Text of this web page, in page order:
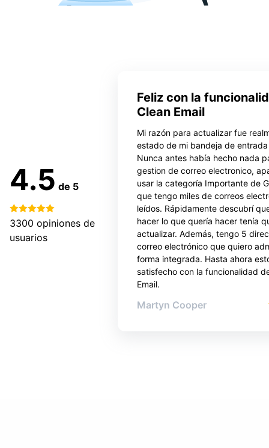
4.5 de 5
3300 opiniones de
usuarios
Feliz con la
Clean Email
Mi razón para actualizar fue
estado de mi bandeja de entrada
Nunca antes había hecho nada
gestion de correo electronico,
usar la categoría Importante de
que tengo miles de correos
leídos. Rápidamente descubrí
hacer lo que quería hacer tenía
actualizar. Además, tengo 5
correo electrónico que quiero
forma integrada. Hasta ahora
satisfecho con la funcionalidad
Email.
Martyn Cooper